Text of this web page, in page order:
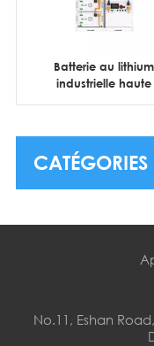
Batterie au lithium
industrielle haute
CATÉGORIES
No.11, Eshan